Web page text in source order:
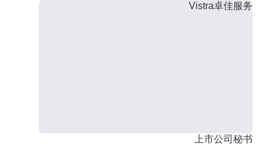
Vistra卓佳服务
上市公司秘书